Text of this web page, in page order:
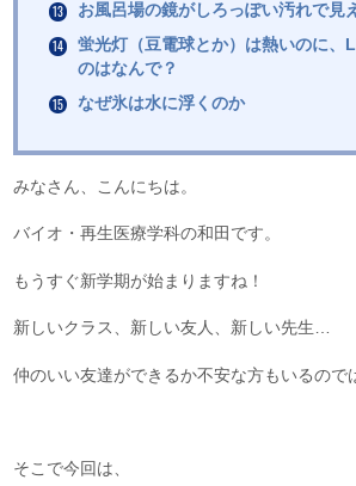
お風呂場の鏡がしろっぽい汚れで見
蛍光灯（豆電球とか）は熱いのに、
のはなんで？
なぜ氷は水に浮くのか
みなさん、こんにちは。
バイオ・再生医療学科の和田です。
もうすぐ新学期が始まりますね！
新しいクラス、新しい友人、新しい先生…
仲のいい友達ができるか不安な方もいるので
そこで今回は、